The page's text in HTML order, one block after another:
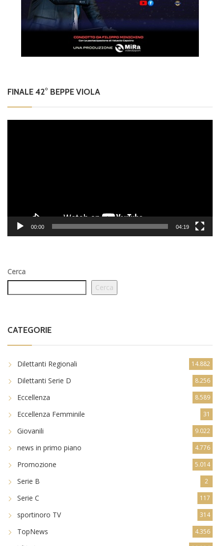
FINALE 42° BEPPE VIOLA
Video
Cerca
CATEGORIE
Dilettanti Regionali
Dilettanti Serie D
Eccellenza 8.589
Eccellenza Femminile 31
Giovanili 9.022
news in primo piano 4.776
Promozione 5.014
Serie B 2
Serie C 117
sportinoro TV 314
TopNews 4.356
Ultim'ora 29.336